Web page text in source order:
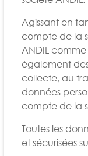
Agissant en
compte de la
ANDIL
également
collecte, au
données
compte de la
Toutes les
et sécurisées